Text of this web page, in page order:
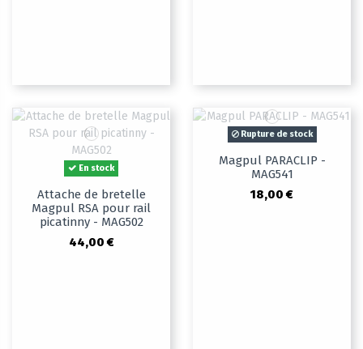
En stock
Attache de bretelle
Magpul RSA pour rail
picatinny - MAG502
44,00 €
Rupture de stock
Magpul PARACLIP -
MAG541
18,00 €